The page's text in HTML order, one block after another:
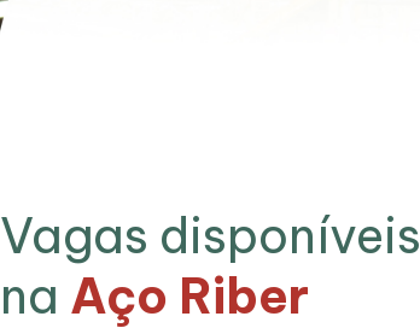
Vagas disponíveis
na Aço Riber